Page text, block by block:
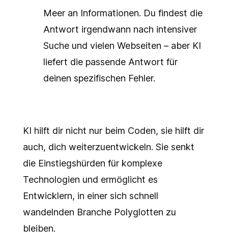
Meer an Informationen. Du findest die
Antwort irgendwann nach intensiver
Suche und vielen Webseiten – aber KI
liefert die passende Antwort für
deinen spezifischen Fehler.
KI hilft dir nicht nur beim Coden, sie hilft dir
auch, dich weiterzuentwickeln. Sie senkt
die Einstiegshürden für komplexe
Technologien und ermöglicht es
Entwicklern, in einer sich schnell
wandelnden Branche Polyglotten zu
bleiben.